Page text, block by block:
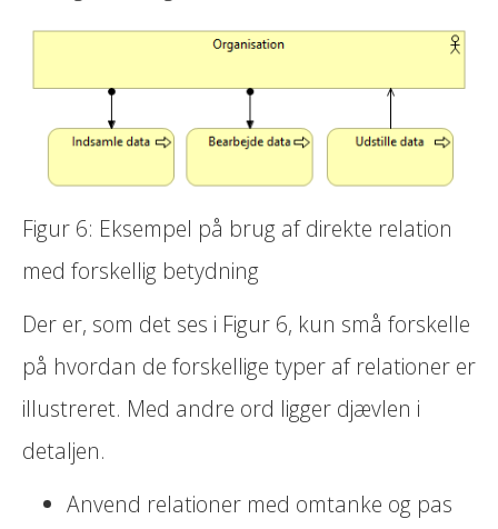
Figur 6: Eksempel på brug af direkte relation
med forskellig betydning
Der er, som det ses i Figur 6, kun små forskelle
på hvordan de forskellige typer af relationer er
illustreret. Med andre ord ligger djævlen i
detaljen.
Anvend relationer med omtanke og pas